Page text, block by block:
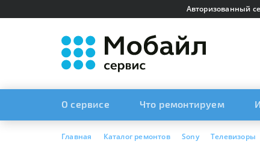
Авторизованный
О сервисе Что ремонтируем
Главная Каталог ремонтов Sony Телевизоры